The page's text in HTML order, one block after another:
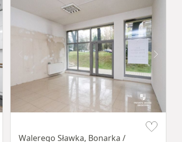
Walerego Sławka, Bonarka /